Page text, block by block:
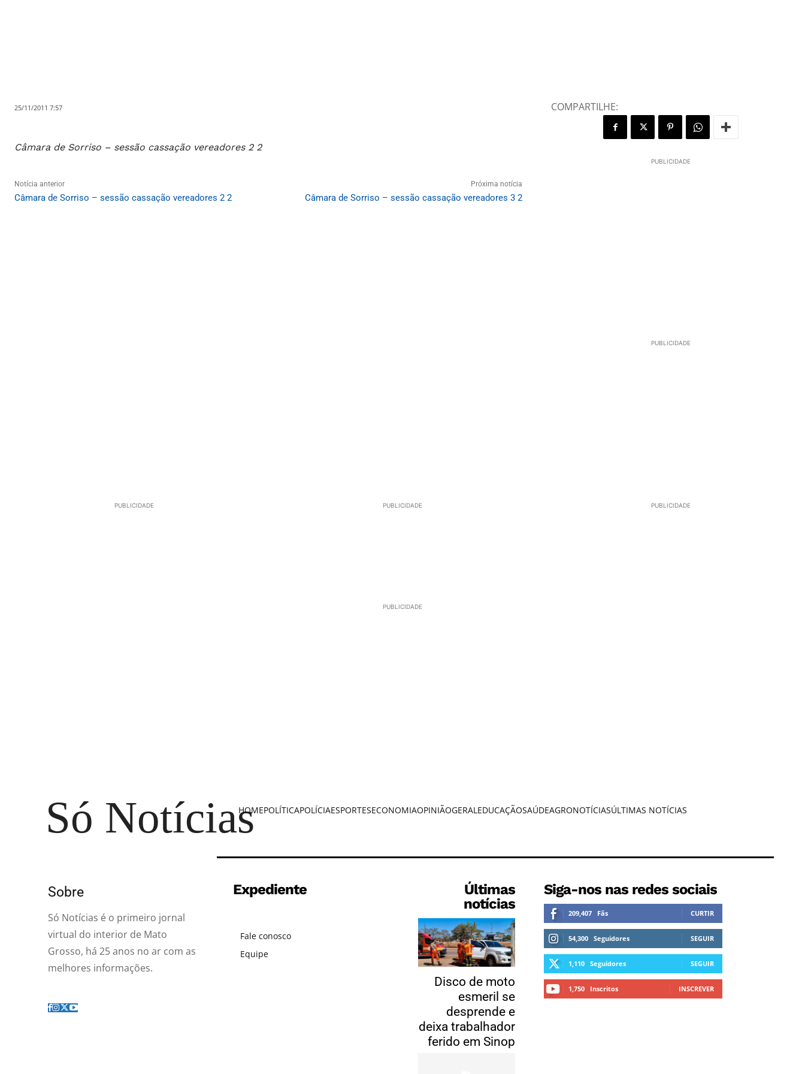
25/11/2011 7:57
Câmara de Sorriso – sessão cassação vereadores 2 2
Notícia anterior
Câmara de Sorriso – sessão cassação vereadores 2 2
Próxima notícia
Câmara de Sorriso – sessão cassação vereadores 3 2
COMPARTILHE:
PUBLICIDADE
PUBLICIDADE
PUBLICIDADE PUBLICIDADE PUBLICIDADE
PUBLICIDADE
Só Notícias
HOMEPOLÍTICAPOLÍCIAESPORTESECONOMIAOPINIÃOGERALEDUCAÇÃOSAÚDEAGRONOTÍCIASÚLTIMAS NOTÍCIAS
Sobre
Só Notícias é o primeiro jornal
virtual do interior de Mato
Grosso, há 25 anos no ar com as
melhores informações.
Expediente
Fale conosco
Equipe
Últimas
notícias
Disco de moto
esmeril se
desprende e
deixa trabalhador
ferido em Sinop
Siga-nos nas redes sociais
209,407 Fãs CURTIR
54,300 Seguidores SEGUIR
1,110 Seguidores SEGUIR
1,750 Inscritos INSCREVER